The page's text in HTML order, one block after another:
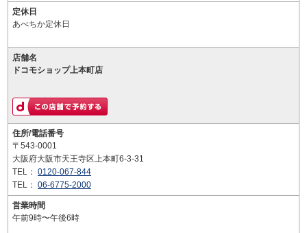
定休日
あべちか定休日
店舗名
ドコモショップ上本町店
住所/電話番号
〒543-0001
大阪府大阪市天王寺区上本町6-3-31
TEL： 0120-067-844
TEL： 06-6775-2000
営業時間
午前9時〜午後6時